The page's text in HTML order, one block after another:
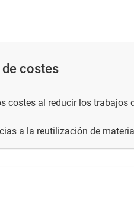
costes
costes al reducir los trabajos
a la reutilización de